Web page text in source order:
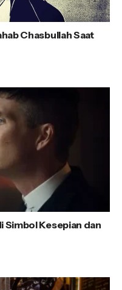
Chasbullah Saat
Simbol Kesepian dan